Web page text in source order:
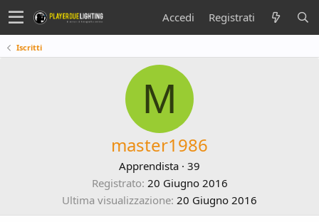
Accedi Registrati
Iscritti
M
master1986
Apprendista · 39
Registrato 20 Giugno 2016
Ultima visualizzazione 20 Giugno 2016